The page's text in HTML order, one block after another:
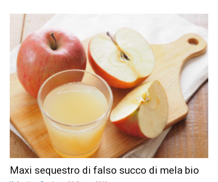
Maxi sequestro di falso succo di mela bio